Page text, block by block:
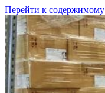
Перейти к содержимому